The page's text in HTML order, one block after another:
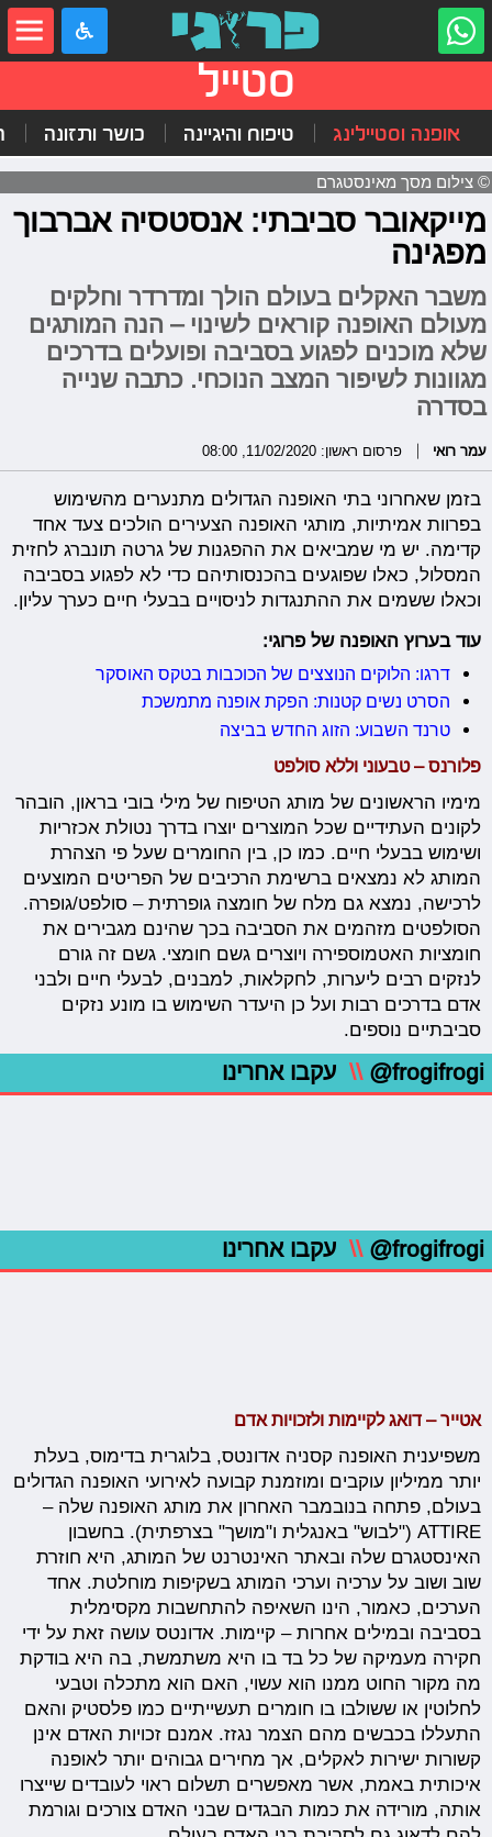
סטייל
אופנה וסטיילינג טיפוח והיגיינה כושר ותזונה
© צילום מסך מאינסטגרם
מייקאובר סביבתי: אנסטסיה אברבוך
מפגינה
משבר האקלים בעולם הולך ומדרדר וחלקים
מעולם האופנה קוראים לשינוי – הנה המותגים
שלא מוכנים לפגוע בסביבה ופועלים בדרכים
מגוונות לשיפור המצב הנוכחי. כתבה שנייה
בסדרה
עמר רואי פרסום ראשון: 11/02/2020, 08:00
בזמן שאחרוני בתי האופנה הגדולים מתנערים מהשימוש
בפרוות אמיתיות, מותגי האופנה הצעירים הולכים צעד אחד
קדימה. יש מי שמביאים את ההפגנות של גרטה תונברג לחזית
המסלול, כאלו שפוגעים בהכנסותיהם כדי לא לפגוע בסביבה
וכאלו ששמים את ההתנגדות לניסויים בבעלי חיים כערך עליון.
עוד בערוץ האופנה של פרוגי:
דרגו: הלוקים הנוצצים של הכוכבות בטקס האוסקר
הסרט נשים קטנות: הפקת אופנה מתמשכת
טרנד השבוע: הזוג החדש בביצה
פלורנס – טבעוני וללא סולפט
מימיו הראשונים של מותג הטיפוח של מילי בובי בראון, הובהר
לקונים העתידיים שכל המוצרים יוצרו בדרך נטולת אכזריות
ושימוש בבעלי חיים. כמו כן, בין החומרים שעל פי הצהרת
המותג לא נמצאים ברשימת הרכיבים של הפריטים המוצעים
לרכישה, נמצא גם מלח של חומצה גופרתית – סולפט/גופרה.
הסולפטים מזהמים את הסביבה בכך שהינם מגבירים את
חומציות האטמוספירה ויוצרים גשם חומצי. גשם זה גורם
לנזקים רבים ליערות, לחקלאות, למבנים, לבעלי חיים ולבני
אדם בדרכים רבות ועל כן היעדר השימוש בו מונע נזקים
סביבתיים נוספים.
@frogifrogi
\\ עקבו אחרינו
@frogifrogi
\\ עקבו אחרינו
אטייר – דואג לקיימות ולזכויות אדם
משפיענית האופנה קסניה אדונטס, בלוגרית בדימוס, בעלת
יותר ממיליון עוקבים ומוזמנת קבועה לאירועי האופנה הגדולים
בעולם, פתחה בנובמבר האחרון את מותג האופנה שלה –
ATTIRE ("לבוש" באנגלית ו"מושך" בצרפתית). בחשבון
האינסטגרם שלה ובאתר האינטרנט של המותג, היא חוזרת
שוב ושוב על ערכיה וערכי המותג בשקיפות מוחלטת. אחד
הערכים, כאמור, הינו השאיפה להתחשבות מקסימלית
בסביבה ובמילים אחרות – קיימות. אדונטס עושה זאת על ידי
חקירה מעמיקה של כל בד בו היא משתמשת, בה היא בודקת
מה מקור החוט ממנו הוא עשוי, האם הוא מתכלה וטבעי
לחלוטין או ששולבו בו חומרים תעשייתיים כמו פלסטיק והאם
התעללו בכבשים מהם הצמר נגזז. אמנם זכויות האדם אינן
קשורות ישירות לאקלים, אך מחירים גבוהים יותר לאופנה
איכותית באמת, אשר מאפשרים תשלום ראוי לעובדים שייצרו
אותה, מורידה את כמות הבגדים שבני האדם צורכים וגורמת